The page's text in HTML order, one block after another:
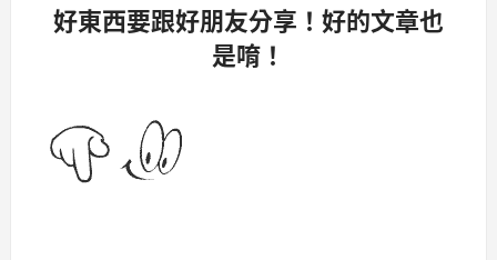
好東西要跟好朋友分享！好的文章也
是唷！